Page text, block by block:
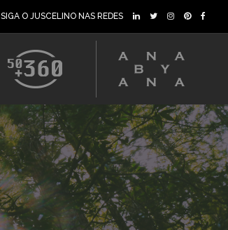
SIGA O JUSCELINO NAS REDES